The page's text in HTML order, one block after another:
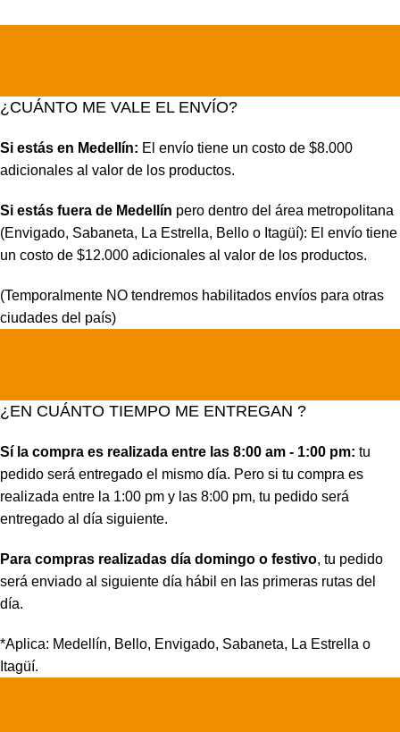
¿CUÁNTO ME VALE EL ENVÍO?
Si estás en Medellín: El envío tiene un costo de $8.000
adicionales al valor de los productos.
Si estás fuera de Medellín pero dentro del área metropolitana
(Envigado, Sabaneta, La Estrella, Bello o Itagüí): El envío tiene
un costo de $12.000 adicionales al valor de los productos.
(Temporalmente NO tendremos habilitados envíos para otras
ciudades del país)
¿EN CUÁNTO TIEMPO ME ENTREGAN ?
Sí la compra es realizada entre las 8:00 am - 1:00 pm: tu
pedido será entregado el mismo día. Pero si tu compra es
realizada entre la 1:00 pm y las 8:00 pm, tu pedido será
entregado al día siguiente.
Para compras realizadas día domingo o festivo, tu pedido
será enviado al siguiente día hábil en las primeras rutas del
día.
*Aplica: Medellín, Bello, Envigado, Sabaneta, La Estrella o
Itagüí.